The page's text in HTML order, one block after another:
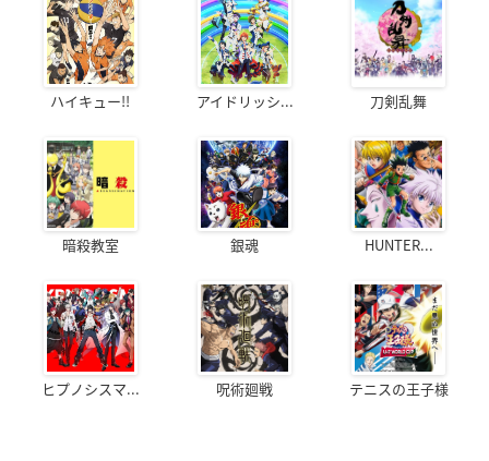
ハイキュー!! アイドリッシ... 刀剣乱舞
暗殺教室 銀魂 HUNTER...
ヒプノシスマ... 呪術廻戦 テニスの王子様